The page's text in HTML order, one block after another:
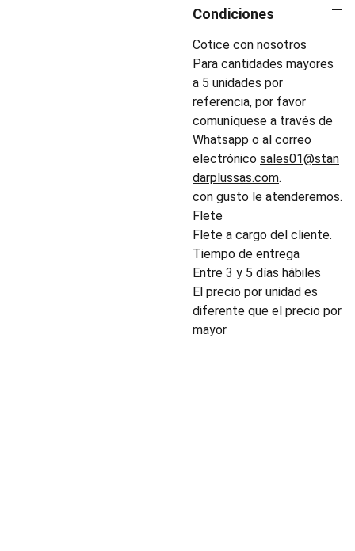
Condiciones
Cotice con nosotros
Para cantidades mayores
a 5 unidades por
referencia, por favor
comuníquese a través de
Whatsapp o al correo
electrónico sales01@stan
darplussas.com.
con gusto le atenderemos.
Flete
Flete a cargo del cliente.
Tiempo de entrega
Entre 3 y 5 días hábiles
El precio por unidad es
diferente que el precio por
mayor